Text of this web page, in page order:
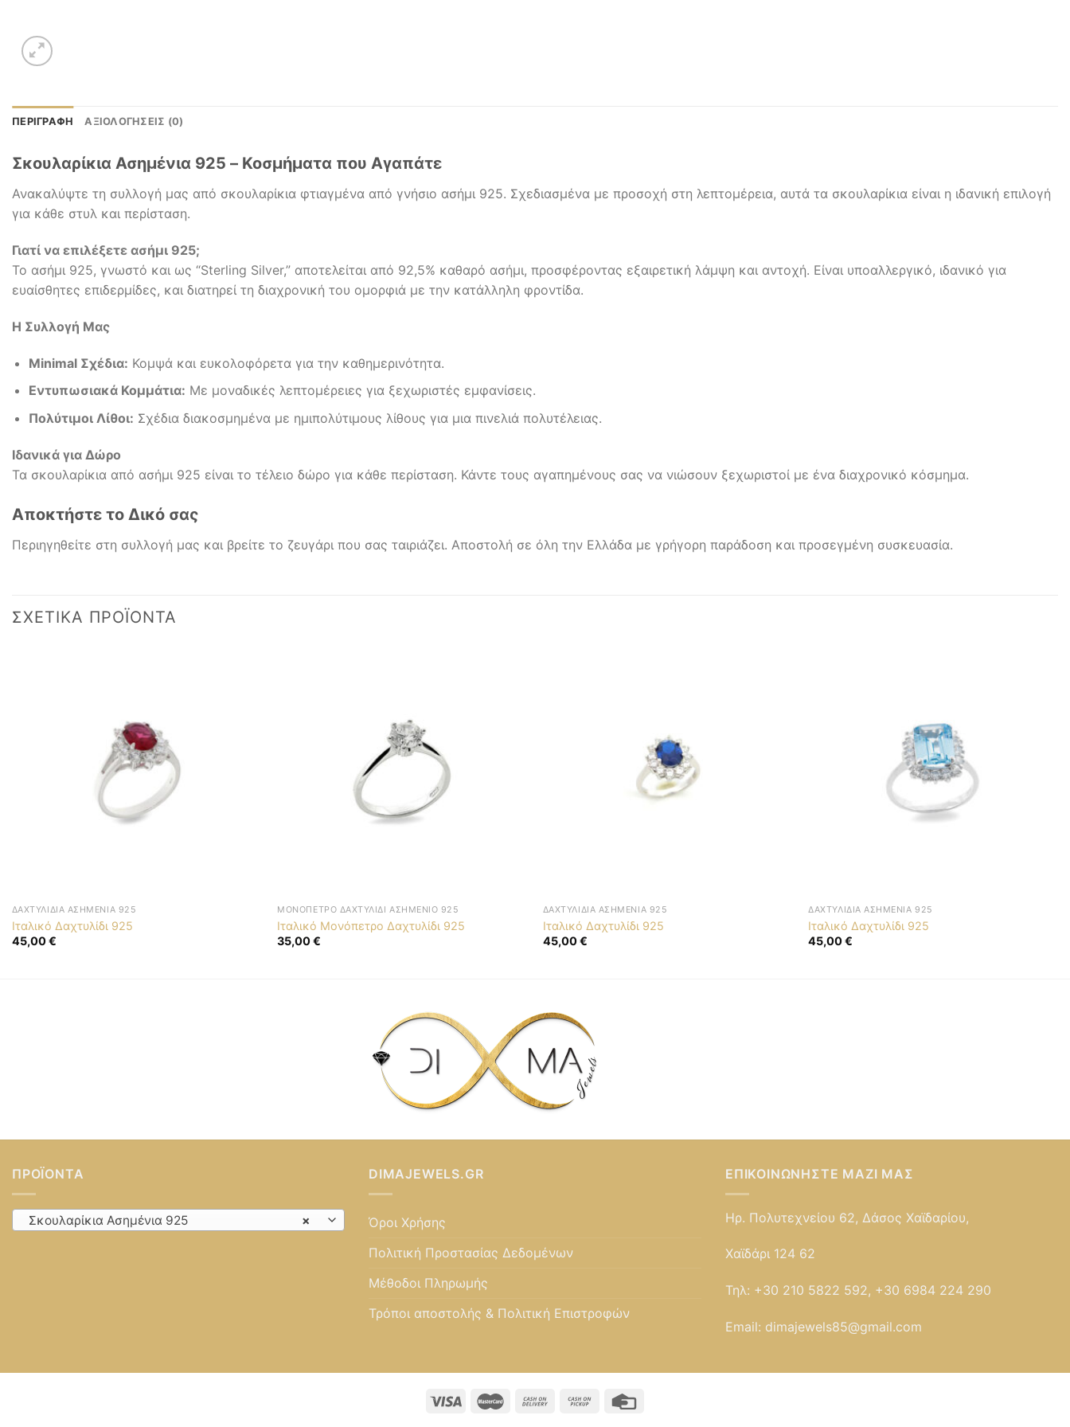
ΠΕΡΙΓΡΑΦΉ ΑΞΙΟΛΟΓΉΣΕΙΣ (0)
Σκουλαρίκια Ασημένια 925 – Κοσμήματα που Αγαπάτε
Ανακαλύψτε τη συλλογή μας από σκουλαρίκια φτιαγμένα από γνήσιο ασήμι 925. Σχεδιασμένα με προσοχή στη λεπτομέρεια, αυτά τα σκουλαρίκια είναι η ιδανική επιλογή
για κάθε στυλ και περίσταση.
Γιατί να επιλέξετε ασήμι 925;
Το ασήμι 925, γνωστό και ως “Sterling Silver,” αποτελείται από 92,5% καθαρό ασήμι, προσφέροντας εξαιρετική λάμψη και αντοχή. Είναι υποαλλεργικό, ιδανικό για
ευαίσθητες επιδερμίδες, και διατηρεί τη διαχρονική του ομορφιά με την κατάλληλη φροντίδα.
Η Συλλογή Μας
Minimal Σχέδια: Κομψά και ευκολοφόρετα για την καθημερινότητα.
Εντυπωσιακά Κομμάτια: Με μοναδικές λεπτομέρειες για ξεχωριστές εμφανίσεις.
Πολύτιμοι Λίθοι: Σχέδια διακοσμημένα με ημιπολύτιμους λίθους για μια πινελιά πολυτέλειας.
Ιδανικά για Δώρο
Τα σκουλαρίκια από ασήμι 925 είναι το τέλειο δώρο για κάθε περίσταση. Κάντε τους αγαπημένους σας να νιώσουν ξεχωριστοί με ένα διαχρονικό κόσμημα.
Αποκτήστε το Δικό σας
Περιηγηθείτε στη συλλογή μας και βρείτε το ζευγάρι που σας ταιριάζει. Αποστολή σε όλη την Ελλάδα με γρήγορη παράδοση και προσεγμένη συσκευασία.
ΣΧΕΤΙΚΆ ΠΡΟΪΌΝΤΑ
ΔΑΧΤΥΛΊΔΙΑ ΑΣΗΜΈΝΙΑ 925
Ιταλικό Δαχτυλίδι 925
45,00€
ΜΟΝΌΠΕΤΡΟ ΔΑΧΤΥΛΊΔΙ ΑΣΗΜΈΝΙΟ 925
Ιταλικό Μονόπετρο Δαχτυλίδι 925
35,00€
ΔΑΧΤΥΛΊΔΙΑ ΑΣΗΜΈΝΙΑ 925
Ιταλικό Δαχτυλίδι 925
45,00€
ΔΑΧΤΥΛΊΔΙΑ ΑΣΗΜΈΝΙΑ 925
Ιταλικό Δαχτυλίδι 925
45,00€
ΠΡΟΪΌΝΤΑ
×
Σκουλαρίκια Ασημένια 925
DIMAJEWELS.GR
Όροι Χρήσης
Πολιτική Προστασίας Δεδομένων
Μέθοδοι Πληρωμής
Τρόποι αποστολής & Πολιτική Επιστροφών
ΕΠΙΚΟΙΝΩΝΉΣΤΕ ΜΑΖΊ ΜΑΣ
Ηρ. Πολυτεχνείου 62, Δάσος Χαϊδαρίου,
Χαϊδάρι 124 62
Τηλ: +30 210 5822 592, +30 6984 224 290
Email: dimajewels85@gmail.com